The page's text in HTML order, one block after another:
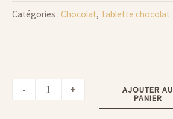
Catégories : Chocolat, Tablette chocolat
- + AJOUTER AU
PANIER